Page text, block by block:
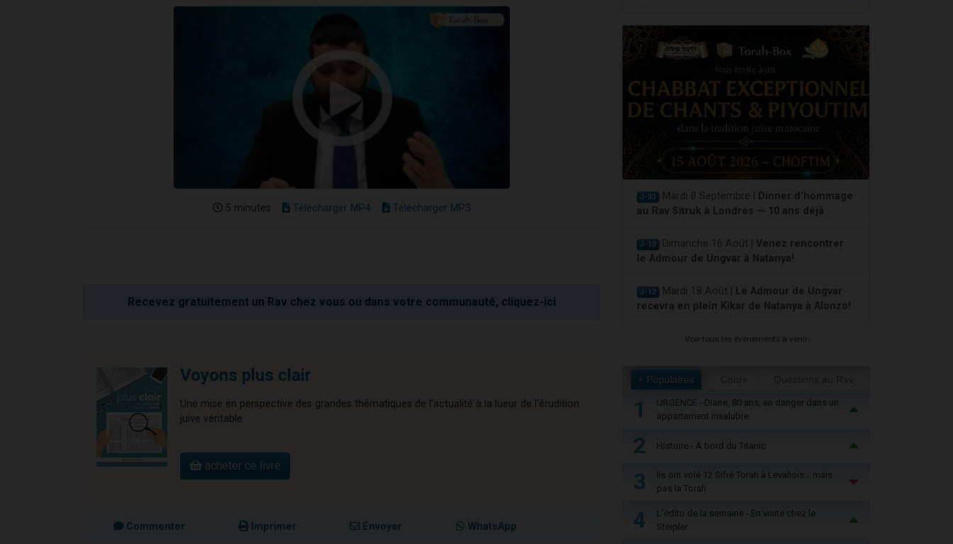
5 minutes Télécharger MP4 Télécharger MP3
Recevez gratuitement un Rav chez vous ou dans votre communauté, cliquez-ici
Voyons plus clair
Une mise en perspective des grandes thématiques de l'actualité à la lueur de l'érudition
juive véritable.
acheter ce livre
Commenter Imprimer Envoyer WhatsApp
J-33 Mardi 8 Septembre |
Dinner d'hommage
au Rav Sitruk à Londres — 10 ans déjà
J-10 Dimanche 16 Août | Venez rencontrer
le Admour de Ungvar à Natanya!
J-12 Mardi 18 Août |
Le Admour de Ungvar
recevra en plein Kikar de Natanya à Alonzo!
Voir tous les événements à venir
+ Populaires
1
URGENCE - Diane, 80 ans, en danger dans un
appartement insalubre
2 Histoire - À bord du Titanic
3
Ils ont volé 12 Sifré Torah à Levallois… mais
pas la Torah
4
L'édito de la semaine - En visite chez le
Steipler